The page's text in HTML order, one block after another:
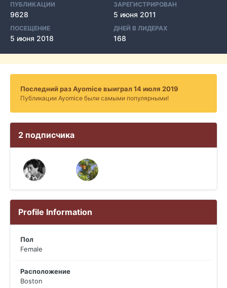
ПУБЛИКАЦИИ
9628
ЗАРЕГИСТРИРОВАН
5 июня 2011
ПОСЕЩЕНИЕ
5 июня 2018
ДНЕЙ В ЛИДЕРАХ
168
Последний раз Ayomice выиграл 14 июля 2019
Публикации Ayomice были самыми популярными!
2 подписчика
Profile Information
Пол
Female
Расположение
Boston